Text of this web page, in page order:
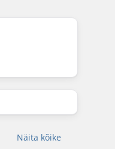
Näita kõike